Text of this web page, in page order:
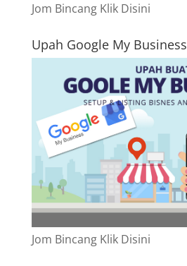
Jom Bincang Klik Disini
Upah Google My Business
Jom Bincang Klik Disini